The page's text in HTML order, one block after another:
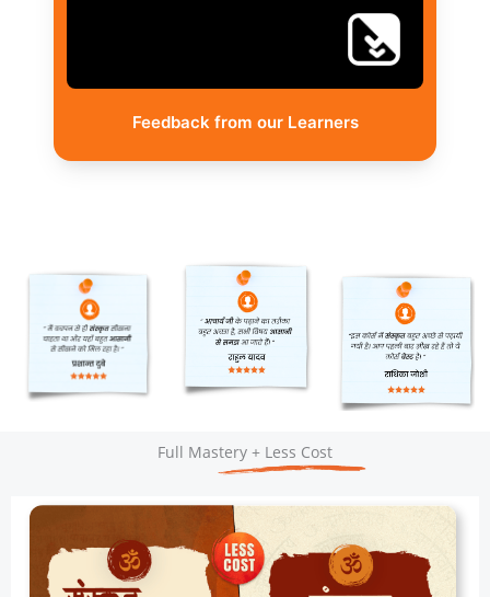
Feedback from our Learners
Full Mastery + Less Cost